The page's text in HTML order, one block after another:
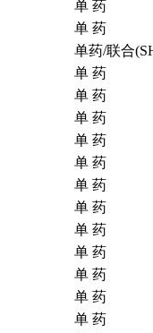
单 药
单 药
单药/联合
单 药
单 药
单 药
单 药
单 药
单 药
单 药
单 药
单 药
单 药
单 药
单 药